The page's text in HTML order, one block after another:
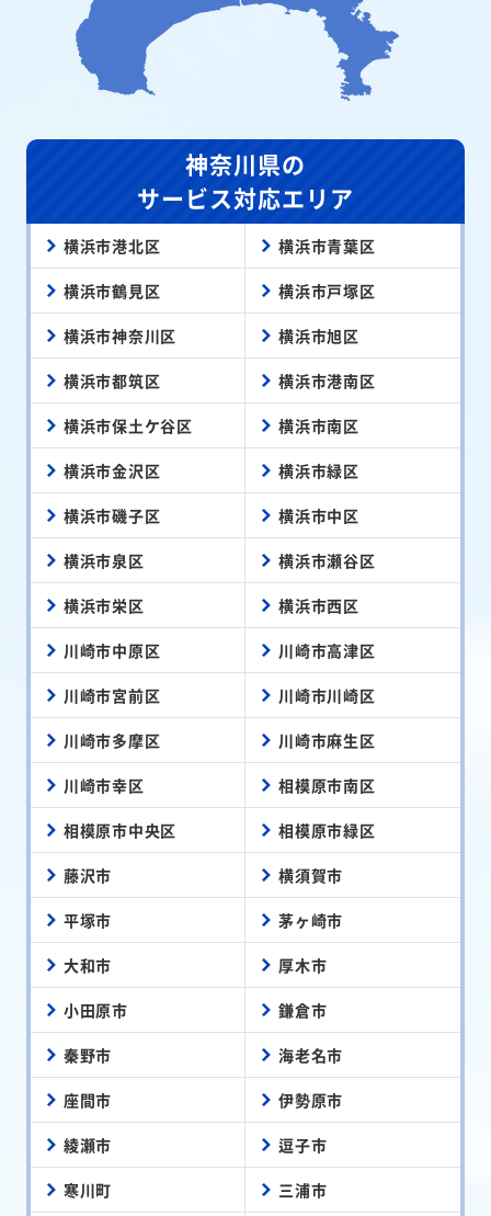
神奈川県の
サービス対応エリア
横浜市港北区 横浜市青葉区
横浜市鶴見区 横浜市戸塚区
横浜市神奈川区 横浜市旭区
横浜市都筑区 横浜市港南区
横浜市保土ケ谷区 横浜市南区
横浜市金沢区 横浜市緑区
横浜市磯子区 横浜市中区
横浜市泉区 横浜市瀬谷区
横浜市栄区 横浜市西区
川崎市中原区 川崎市高津区
川崎市宮前区 川崎市川崎区
川崎市多摩区 川崎市麻生区
川崎市幸区 相模原市南区
相模原市中央区 相模原市緑区
藤沢市 横須賀市
平塚市 茅ヶ崎市
大和市 厚木市
小田原市 鎌倉市
秦野市 海老名市
座間市 伊勢原市
綾瀬市 逗子市
寒川町 三浦市